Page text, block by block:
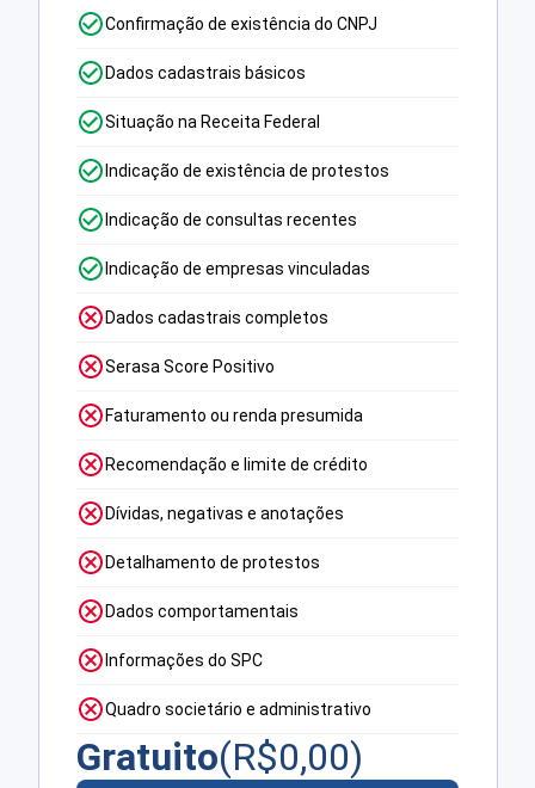
Confirmação de existência do CNPJ
Dados cadastrais básicos
Situação na Receita Federal
Indicação de existência de protestos
Indicação de consultas recentes
Indicação de empresas vinculadas
Dados cadastrais completos
Serasa Score Positivo
Faturamento ou renda presumida
Recomendação e limite de crédito
Dívidas, negativas e anotações
Detalhamento de protestos
Dados comportamentais
Informações do SPC
Quadro societário e administrativo
Gratuito(R$0,00)